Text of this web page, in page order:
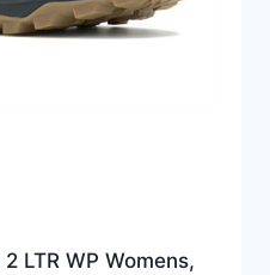
LTR WP Womens,